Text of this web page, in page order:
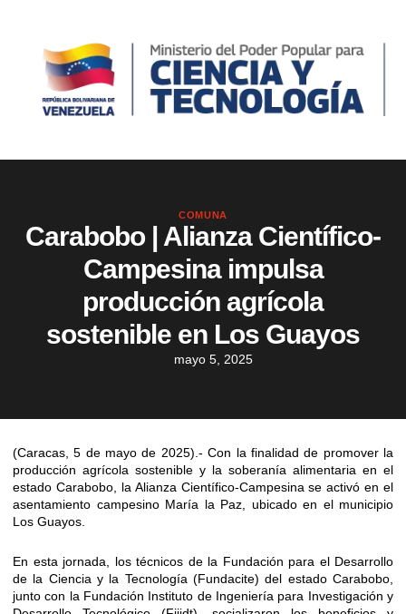
COMUNA
Carabobo | Alianza Científico-
Campesina impulsa
producción agrícola
sostenible en Los Guayos
mayo 5, 2025
(Caracas, 5 de mayo de 2025).- Con la finalidad de promover la
producción agrícola sostenible y la soberanía alimentaria en el
estado Carabobo, la Alianza Científico-Campesina se activó en el
asentamiento campesino María la Paz, ubicado en el municipio
Los Guayos.
En esta jornada, los técnicos de la Fundación para el Desarrollo
de la Ciencia y la Tecnología (Fundacite) del estado Carabobo,
junto con la Fundación Instituto de Ingeniería para Investigación y